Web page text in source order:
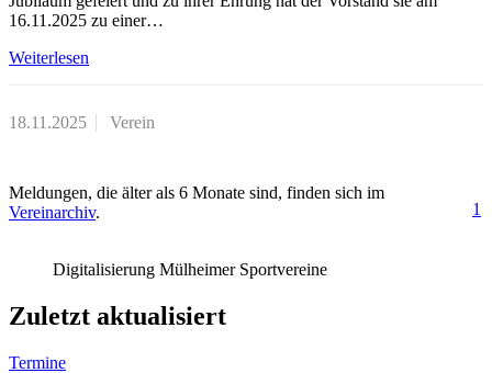
16.11.2025 zu einer…
Weiterlesen
18.11.2025 Verein
1
Meldungen, die älter als 6 Monate sind, finden sich im
Vereinarchiv.
Digitalisierung Mülheimer Sportvereine
Zuletzt aktualisiert
Termine